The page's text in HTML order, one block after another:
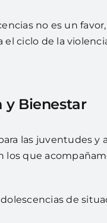
no es un
ciclo de la
y Bienestar
las juventudes y
los que
de